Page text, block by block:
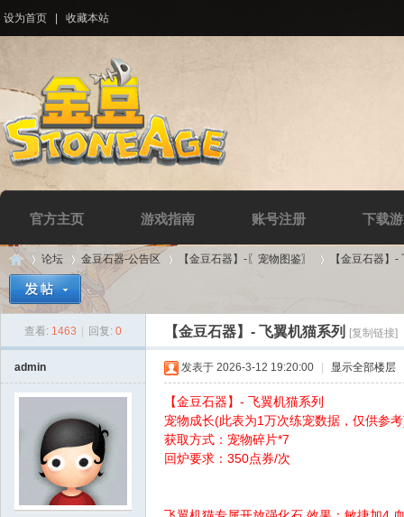
设为首页 收藏本站
官方主页 游戏指南 账号注册 下载
»
论坛
›
金豆石器-公告区 【金豆石器】-〖宠物图鉴〗
›
【金豆石器】
查看: 1463 回复: 0 【金豆石器】- 飞翼机猫系列 [复制链接]
admin 发表于 2026-3-12 19:20:00 显示全部楼层
【金豆石器】- 飞翼机猫系列
宠物成长(此表为1万次练宠数据，仅供参
获取方式：宠物碎片*7
回炉要求：350点券/次